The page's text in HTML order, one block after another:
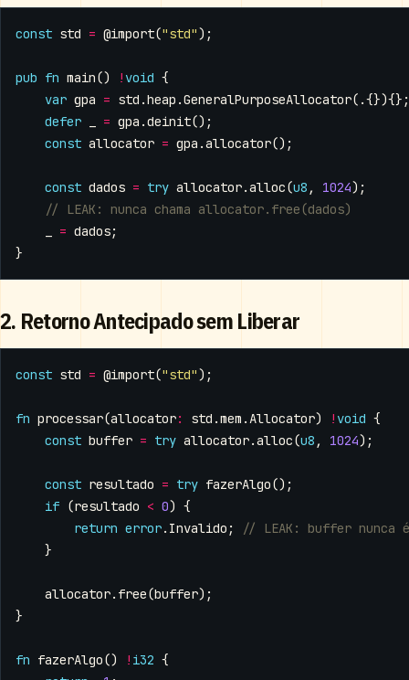
const std = @import("std");
pub fn main() ! void {
var gpa = std .heap .GeneralPurposeAllocator(.{}){};
defer
= gpa .deinit();
const allocator = gpa .allocator();
const dados = try allocator.alloc(u8 , 1024);
= dados;
}
2. Retorno Antecipado sem Liberar
const std = @import("std");
fn processar(allocator: std .mem . Allocator) ! void {
const buffer = try allocator.alloc(u8 , 1024);
const resultado = try fazerAlgo();
if (resultado < 0) {
return error. Invalido ;
}
allocator. free(buffer);
}
fn fazerAlgo() ! i32 {